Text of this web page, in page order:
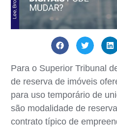
Para o Superior Tribunal
de reserva de imóveis
para uso temporário de
são modalidade de
contrato típico de